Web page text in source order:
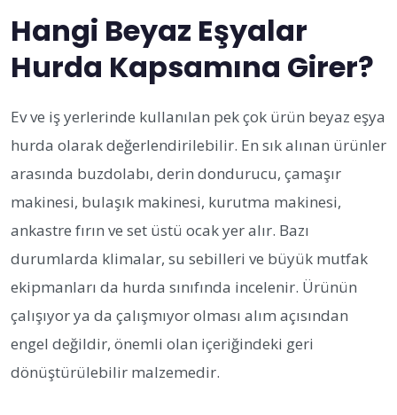
Hangi Beyaz Eşyalar
Hurda Kapsamına Girer?
Ev ve iş yerlerinde kullanılan pek çok ürün beyaz eşya
hurda olarak değerlendirilebilir. En sık alınan ürünler
arasında buzdolabı, derin dondurucu, çamaşır
makinesi, bulaşık makinesi, kurutma makinesi,
ankastre fırın ve set üstü ocak yer alır. Bazı
durumlarda klimalar, su sebilleri ve büyük mutfak
ekipmanları da hurda sınıfında incelenir. Ürünün
çalışıyor ya da çalışmıyor olması alım açısından
engel değildir, önemli olan içeriğindeki geri
dönüştürülebilir malzemedir.